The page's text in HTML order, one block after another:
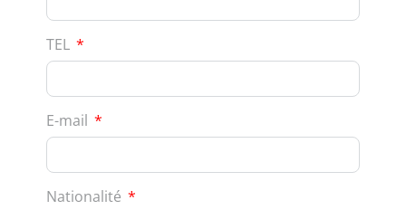
TEL
E-mail
Nationalité